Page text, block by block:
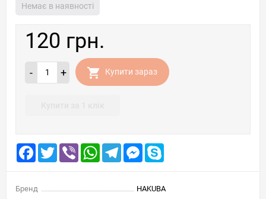
Немає в наявності
120 грн.
- + Купити зараз
Facebook
TwitterViber WhatsAppTelegramMessenger
Бренд
HAKUBA